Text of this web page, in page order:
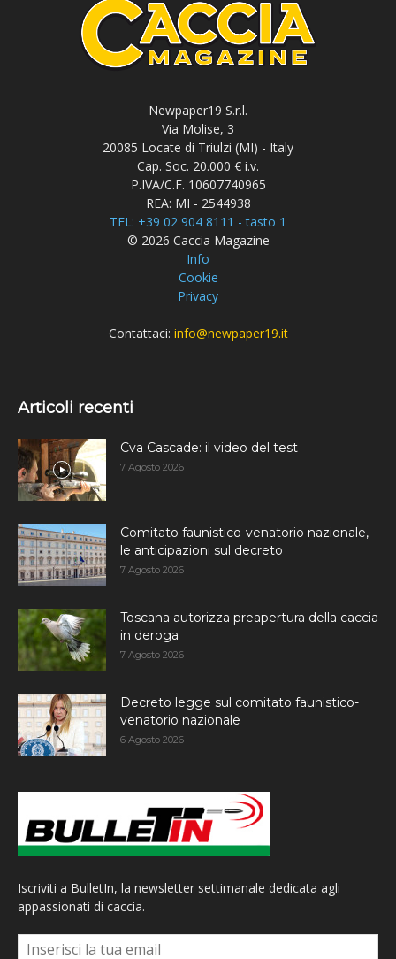
Newpaper19 S.r.l.
Via Molise, 3
20085 Locate di Triulzi (MI) - Italy
Cap. Soc. 20.000 € i.v.
P.IVA/C.F. 10607740965
REA: MI - 2544938
TEL: +39 02 904 8111 - tasto 1
© 2026 Caccia Magazine
Info
Cookie
Privacy
Contattaci: info@newpaper19.it
Articoli recenti
Cva Cascade: il video del test
7 Agosto 2026
Comitato faunistico-venatorio nazionale,
le anticipazioni sul decreto
7 Agosto 2026
Toscana autorizza preapertura della caccia
in deroga
7 Agosto 2026
Decreto legge sul comitato faunistico-
venatorio nazionale
6 Agosto 2026
Iscriviti a BulletIn, la newsletter settimanale dedicata agli
appassionati di caccia.